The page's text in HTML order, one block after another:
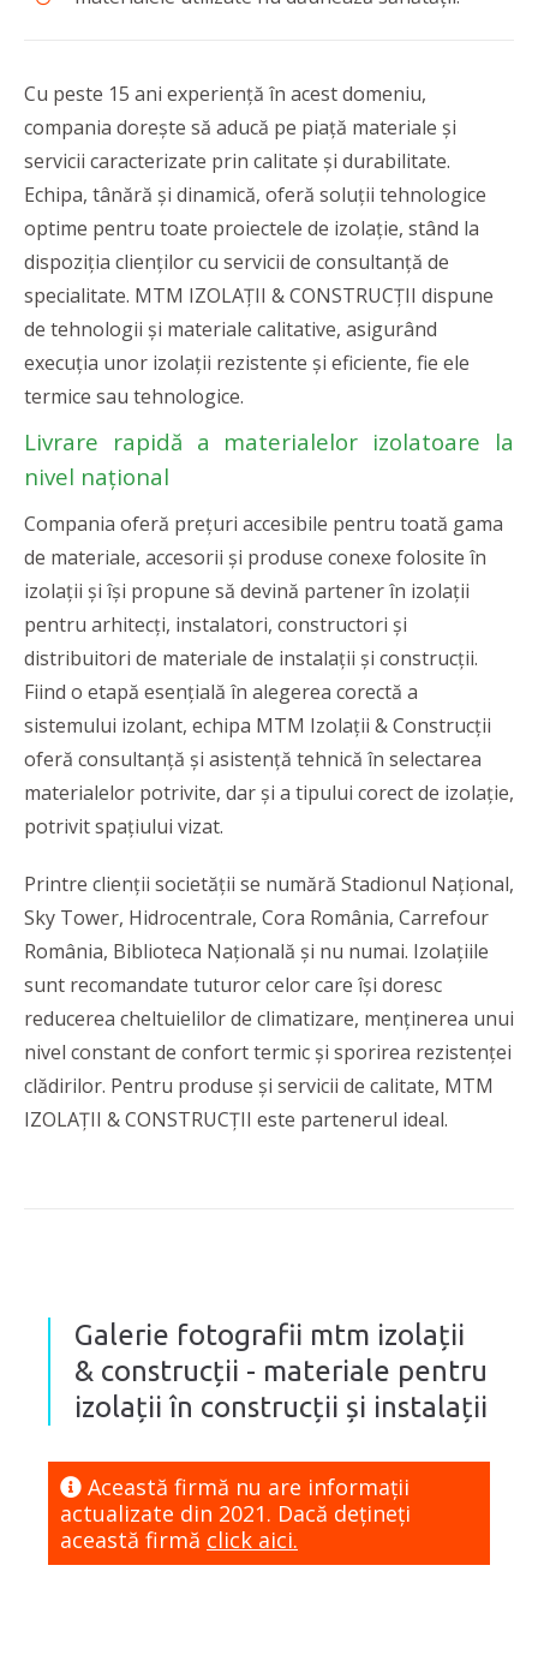
Cu peste 15 ani experiență în acest domeniu,
compania dorește să aducă pe piață materiale și
servicii caracterizate prin calitate și durabilitate.
Echipa, tânără și dinamică, oferă soluții tehnologice
optime pentru toate proiectele de izolație, stând la
dispoziția clienților cu servicii de consultanță de
specialitate. MTM IZOLAȚII & CONSTRUCȚII dispune
de tehnologii și materiale calitative, asigurând
execuția unor izolații rezistente și eficiente, fie ele
termice sau tehnologice.
Livrare rapidă a materialelor izolatoare la
nivel național
Compania oferă prețuri accesibile pentru toată gama
de materiale, accesorii și produse conexe folosite în
izolații și își propune să devină partener în izolații
pentru arhitecți, instalatori, constructori și
distribuitori de materiale de instalații și construcții.
Fiind o etapă esențială în alegerea corectă a
sistemului izolant, echipa MTM Izolații & Construcții
oferă consultanță și asistență tehnică în selectarea
materialelor potrivite, dar și a tipului corect de izolație,
potrivit spațiului vizat.
Printre clienții societății se numără Stadionul Național,
Sky Tower, Hidrocentrale, Cora România, Carrefour
România, Biblioteca Națională și nu numai. Izolațiile
sunt recomandate tuturor celor care își doresc
reducerea cheltuielilor de climatizare, menținerea unui
nivel constant de confort termic și sporirea rezistenței
clădirilor. Pentru produse și servicii de calitate, MTM
IZOLAȚII & CONSTRUCȚII este partenerul ideal.
Galerie fotografii mtm izolații
& construcții - materiale pentru
izolații în construcții și instalații
Această firmă nu are informaţii
actualizate din 2021. Dacă dețineți
această firmă click aici.